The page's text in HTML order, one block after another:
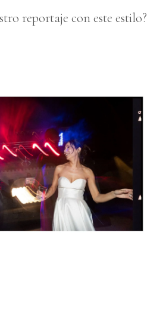
reportaje con este estilo?